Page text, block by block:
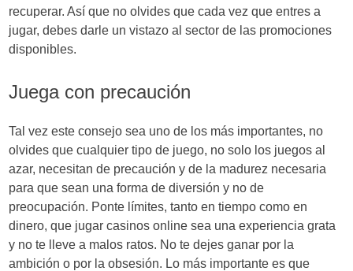
recuperar. Así que no olvides que cada vez que entres a
jugar, debes darle un vistazo al sector de las promociones
disponibles.
Juega con precaución
Tal vez este consejo sea uno de los más importantes, no
olvides que cualquier tipo de juego, no solo los juegos al
azar, necesitan de precaución y de la madurez necesaria
para que sean una forma de diversión y no de
preocupación. Ponte límites, tanto en tiempo como en
dinero, que jugar casinos online sea una experiencia grata
y no te lleve a malos ratos. No te dejes ganar por la
ambición o por la obsesión. Lo más importante es que